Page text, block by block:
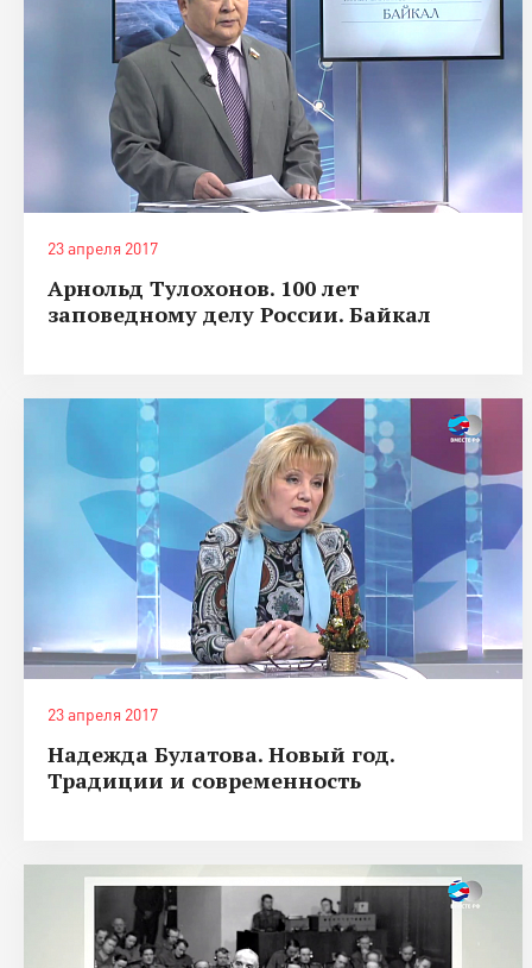
23 апреля 2017
Арнольд Тулохонов. 100 лет
заповедному делу России. Байкал
23 апреля 2017
Надежда Булатова. Новый год.
Традиции и современность